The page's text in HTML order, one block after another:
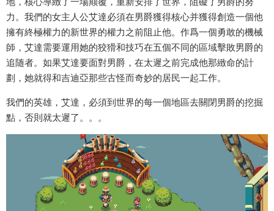
力。我們的女主人公艾達必須在男爵獲得核心并獲得創造一個他
擁有終極權力的新世界的權力之前阻止他。作爲一個勇敢的機械
師，艾達需要運用她的狡猾和技巧在五個不同的區域擊敗男爵的
追随者。如果艾達要面對男爵，在太遲之前完成他那緻命的計
劃，她就得和吉迪亞那些古怪而奇妙的居民一起工作。
我們的英雄，艾達，必須到世界的每一個地區去關閉男爵的挖掘
點，否則就太遲了。。。